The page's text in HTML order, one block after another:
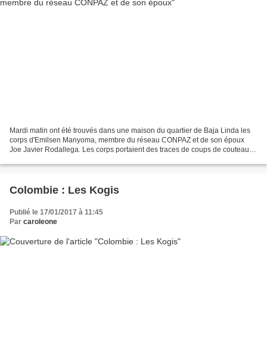
Mardi matin ont été trouvés dans une maison du quartier de Baja Linda les
corps d'Emilsen Manyoma, membre du réseau CONPAZ et de son époux
Joe Javier Rodallega. Les corps portaient des traces de coups de couteau et
Colombie : Les Kogis
Publié le 17/01/2017 à 11:45
Par caroleone